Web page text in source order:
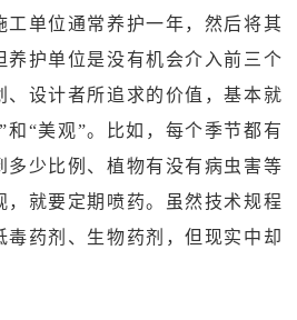
工单位通常养护一年，然后将其
养护单位是没有机会介入前三个
、设计者所追求的价值，基本就
和“美观”。比如，每个季节都有
多少比例、植物有没有病虫害等
，就要定期喷药。虽然技术规程
毒药剂、生物药剂，但现实中却